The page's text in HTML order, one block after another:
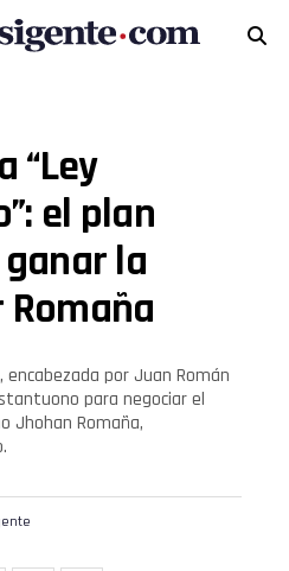
“Ley
el plan
la
encabezada por Juan Román
para negociar el
Jhohan Romaña,